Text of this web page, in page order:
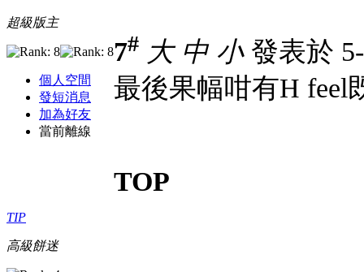
超級版主
個人空間
發短消息
加為好友
當前離線
7# 大 中 小發表於
最後果幅咁有H feel
TOP
TIP
高級餅迷